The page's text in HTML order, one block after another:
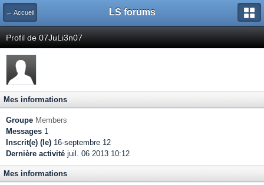
← Accueil LS forums
Profil de 07JuLi3n07
Mes informations
Groupe Members
Messages 1
Inscrit(e) (le) 16-septembre 12
Dernière activité juil. 06 2013 10:12
Mes informations